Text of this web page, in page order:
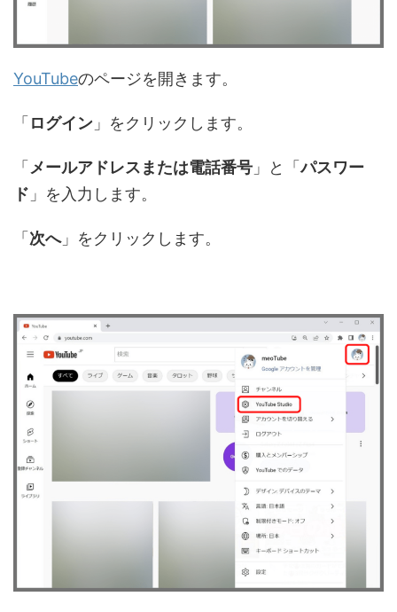
YouTubeのページを開きます。
「ログイン 」をクリックします。
「メールアドレスまたは電話番号 」と「パスワー
ド 」を入力します。
「次へ」をクリックします。